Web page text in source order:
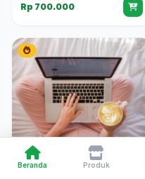
Rp 700.000
PCL 007 Buah
Beranda Produk